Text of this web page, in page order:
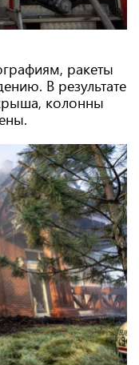
ракеты
В результате
колонны